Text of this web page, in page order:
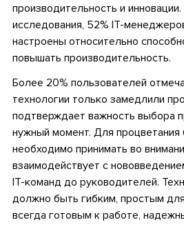
производительность и
исследования, 52% ІТ-
настроены относительно
повышать производительность.
Более 20% пользователей
технологии только замедлили
подтверждает важность выбора
нужный момент. Для процветания
необходимо принимать во
взаимодействует с
ІТ-команд до руководителей.
должно быть гибким, простым
всегда готовым к работе,